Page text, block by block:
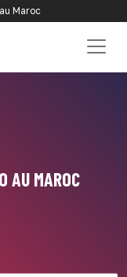
Maroc
AU MAROC